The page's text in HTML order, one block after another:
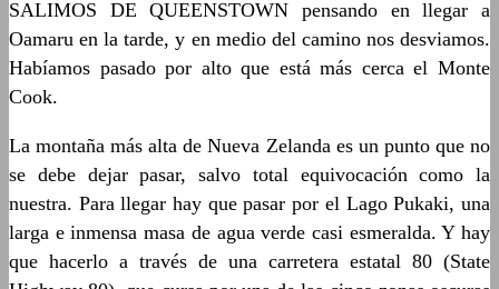
SALIMOS DE QUEENSTOWN pensando en llegar a
Oamaru en la tarde, y en medio del camino nos desviamos.
Habíamos pasado por alto que está más cerca el Monte
Cook.
La montaña más alta de Nueva Zelanda es un punto que no
se debe dejar pasar, salvo total equivocación como la
nuestra. Para llegar hay que pasar por el Lago Pukaki, una
larga e inmensa masa de agua verde casi esmeralda. Y hay
que hacerlo a través de una carretera estatal 80 (State